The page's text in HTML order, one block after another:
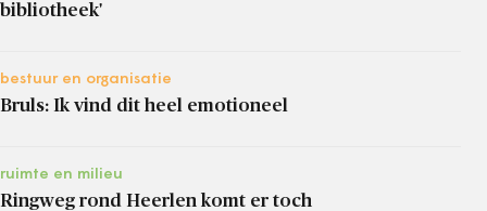
bibliotheek'
bestuur en organisatie
Bruls: Ik vind dit heel emotioneel
ruimte en milieu
Ringweg rond Heerlen komt er toch